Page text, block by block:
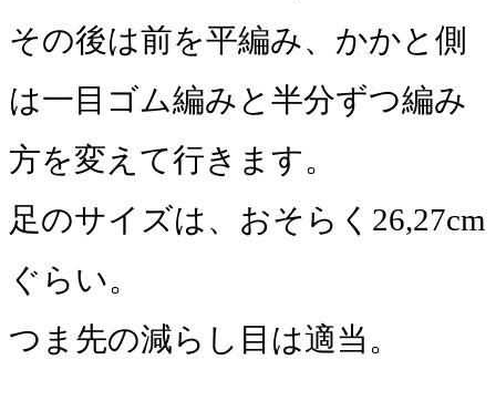
その後は前を平編み、かかと側
は一目ゴム編みと半分ずつ編み
方を変えて行きます。
足のサイズは、おそらく26,27cm
ぐらい。
つま先の減らし目は適当。